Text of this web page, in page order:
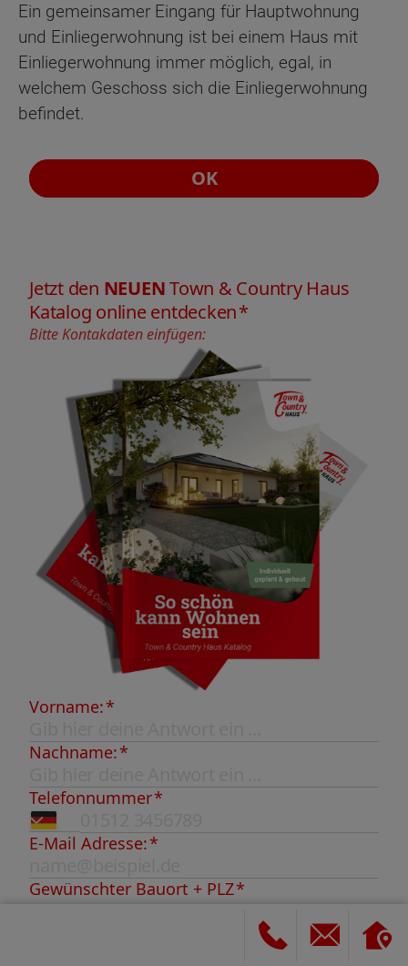
Ein gemeinsamer Eingang für Hauptwohnung
und Einliegerwohnung ist bei einem Haus mit
Einliegerwohnung immer möglich, egal, in
welchem Geschoss sich die Einliegerwohnung
befindet.